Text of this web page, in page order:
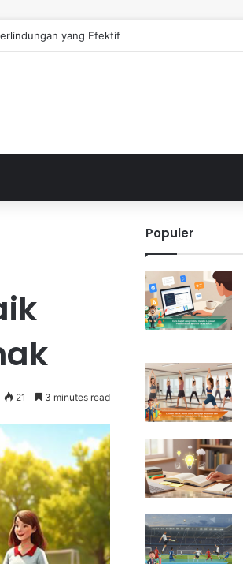
Risiko Diabetes Melitus
21 3 minutes read
Populer